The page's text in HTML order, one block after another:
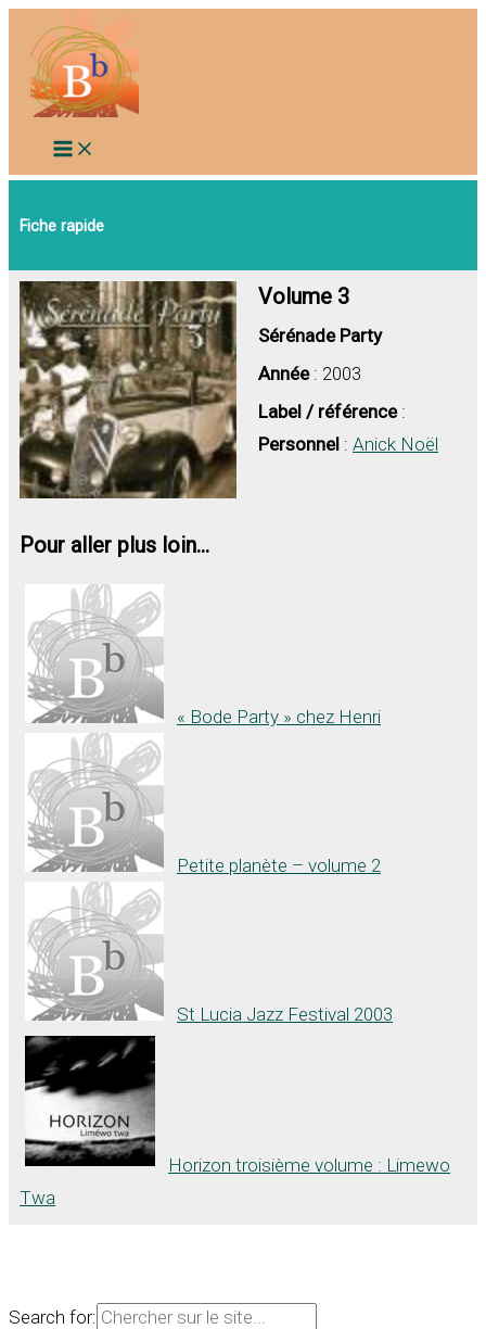
contenu
Fiche rapide
Volume 3
Sérénade Party
Année: 2003
Label / référence:
Personnel : Anick Noël
Pour aller plus loin...
« Bode Party » chez Henri
Petite planète – volume 2
St Lucia Jazz Festival 2003
Horizon troisième volume : Limewo
Twa
Search for: